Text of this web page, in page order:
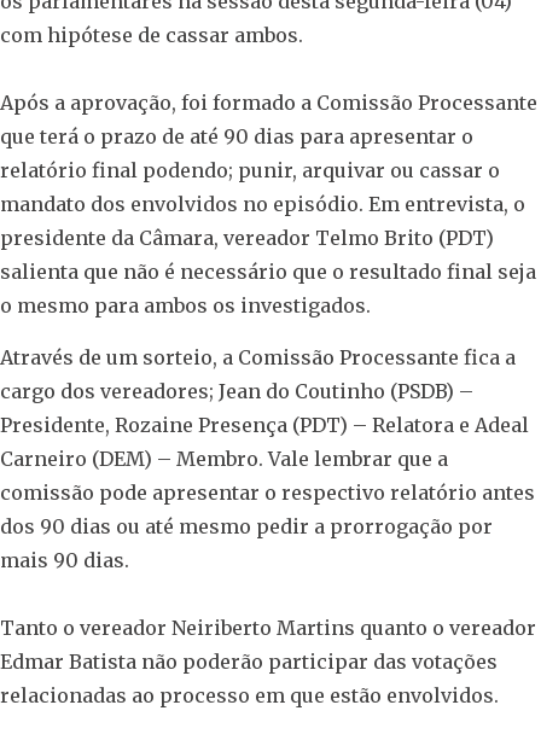
com hipótese de cassar ambos.
Após a aprovação, foi formado a Comissão Processante
que terá o prazo de até 90 dias para apresentar o
relatório final podendo; punir, arquivar ou cassar o
mandato dos envolvidos no episódio. Em entrevista, o
presidente da Câmara, vereador Telmo Brito (PDT)
salienta que não é necessário que o resultado final seja
o mesmo para ambos os investigados.
Através de um sorteio, a Comissão Processante fica a
cargo dos vereadores; Jean do Coutinho (PSDB) –
Presidente, Rozaine Presença (PDT) – Relatora e Adeal
Carneiro (DEM) – Membro. Vale lembrar que a
comissão pode apresentar o respectivo relatório antes
dos 90 dias ou até mesmo pedir a prorrogação por
mais 90 dias.
Tanto o vereador Neiriberto Martins quanto o vereador
Edmar Batista não poderão participar das votações
relacionadas ao processo em que estão envolvidos.